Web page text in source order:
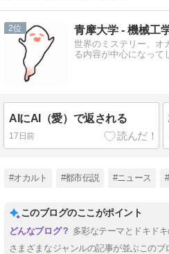
2 青摩大学 - 機械工
世界のミステリー、オ
る内容が中心になって
AIにAI（愛）で返される
17日前
#オカルト #都市伝説 #ニュース
このブログのここがポイント
多彩なテーマとドキド
さまざまなジャンルの記事が並ぶこの